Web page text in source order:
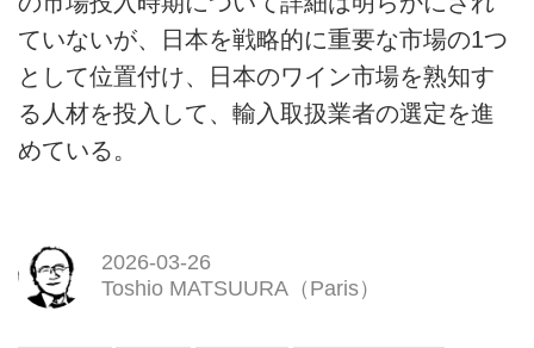
ていないが、日本を戦略的に重要な市場の1つ
として位置付け、日本のワイン市場を熟知す
る人材を投入して、輸入取扱業者の選定を進
めている。
2026-03-26
Toshio MATSUURA（Paris）